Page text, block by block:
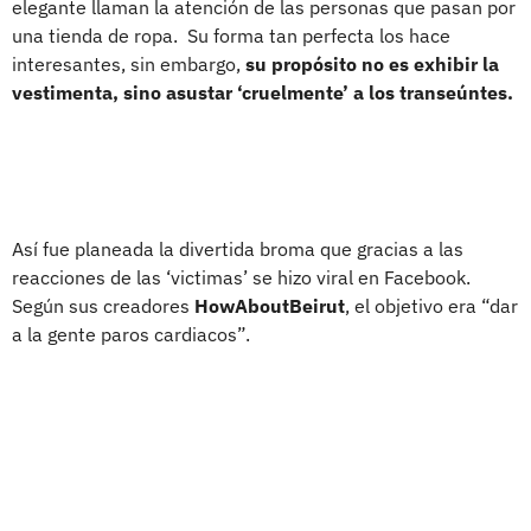
elegante llaman la atención de las personas que pasan por
una tienda de ropa. Su forma tan perfecta los hace
interesantes, sin embargo, su propósito no es exhibir la
vestimenta, sino asustar ‘cruelmente’ a los transeúntes.
Así fue planeada la divertida broma que gracias a las
reacciones de las ‘victimas’ se hizo viral en Facebook.
Según sus creadores HowAboutBeirut, el objetivo era “dar
a la gente paros cardiacos”.